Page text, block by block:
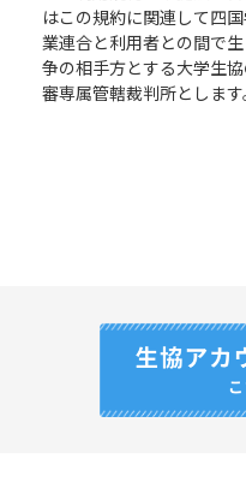
はこの規約に関連して四
業連合と利用者との間で
争の相手方とする大学生
審専属管轄裁判所とします